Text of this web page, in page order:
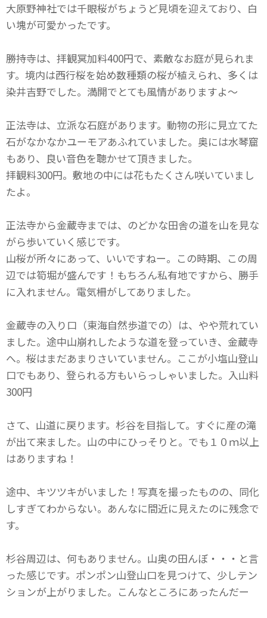
大原野神社では千眼桜がちょうど見頃を迎えており、白
い塊が可愛かったです。
勝持寺は、拝観冥加料400円で、素敵なお庭が見られま
す。境内は西行桜を始め数種類の桜が植えられ、多くは
染井吉野でした。満開でとても風情がありますよ～
正法寺は、立派な石庭があります。動物の形に見立てた
石がなかなかユーモアあふれていました。奥には水琴窟
もあり、良い音色を聴かせて頂きました。
拝観料300円。敷地の中には花もたくさん咲いていまし
たよ。
正法寺から金蔵寺までは、のどかな田舎の道を山を見な
がら歩いていく感じです。
山桜が所々にあって、いいですねー。この時期、この周
辺では筍堀が盛んです！もちろん私有地ですから、勝手
に入れません。電気柵がしてありました。
金蔵寺の入り口（東海自然歩道での）は、やや荒れてい
ました。途中山崩れしたような道を登っていき、金蔵寺
へ。桜はまだあまりさいていません。ここが小塩山登山
口でもあり、登られる方もいらっしゃいました。入山料
300円
さて、山道に戻ります。杉谷を目指して。すぐに産の滝
が出て来ました。山の中にひっそりと。でも１０ｍ以上
はありますね！
途中、キツツキがいました！写真を撮ったものの、同化
しすぎてわからない。あんなに間近に見えたのに残念で
す。
杉谷周辺は、何もありません。山奥の田んぼ・・・と言
った感じです。ポンポン山登山口を見つけて、少しテン
ションが上がりました。こんなところにあったんだー